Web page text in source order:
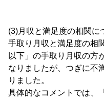
(3)月収と満足度の相関に
手取り月収と満足度の相
以下」の手取り月収の方
なりましたが、つぎに不
りました。
具体的なコメントでは、